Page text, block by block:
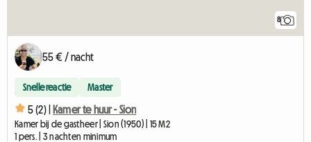
8
55 € / nacht
Snelle reactie Master
5 (2) | Kamer te huur - Sion
Kamer bij de gastheer | Sion (1950) | 15 M2
1 pers. | 3 nachten minimum